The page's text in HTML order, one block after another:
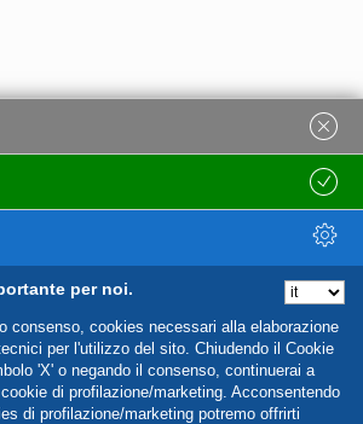
per noi.
consenso, cookies necessari alla elaborazione
per l'utilizzo del sito. Chiudendo il Cookie
'X' o negando il consenso, continuerai a
di profilazione/marketing. Acconsentendo
di profilazione/marketing potremo offrirti